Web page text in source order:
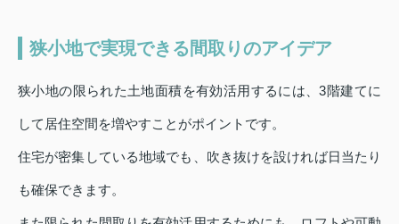
狭小地で実現できる間取りのアイデア
狭小地の限られた土地面積を有効活用するには、3階建てに
して居住空間を増やすことがポイントです。
住宅が密集している地域でも、吹き抜けを設ければ日当たり
も確保できます。